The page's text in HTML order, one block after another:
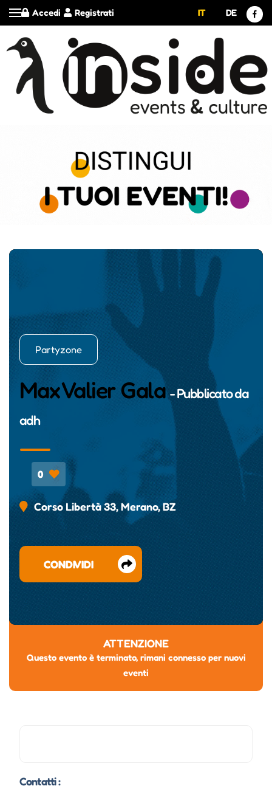
Registrati
Accedi IT DE
Partyzone
Max Valier Gala- Pubblicato da
adh
0
Corso Libertà 33, Merano, BZ
CONDIVIDI
ATTENZIONE
Questo evento è terminato, rimani connesso per nuovi
eventi
Contatti :